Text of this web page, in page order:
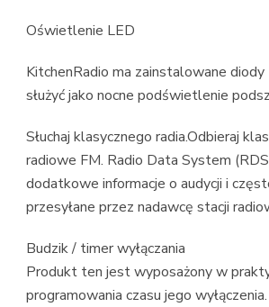
Oświetlenie LED
KitchenRadio ma zainstalowane
służyć jako nocne podświetlenie
Słuchaj klasycznego radia.Odbieraj
radiowe FM. Radio Data System
dodatkowe informacje o audycji i
przesyłane przez nadawcę stacji
Budzik / timer wyłączania
Produkt ten jest wyposażony w
programowania czasu jego